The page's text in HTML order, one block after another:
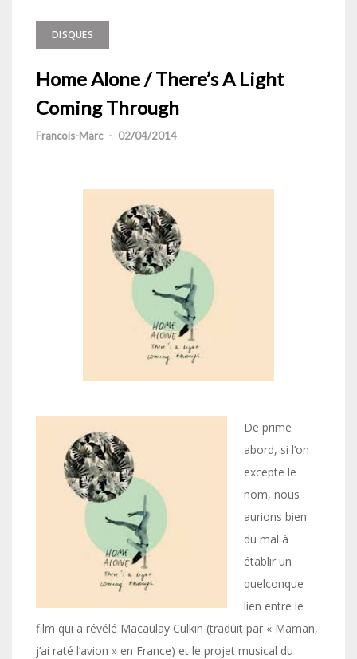
DISQUES
Home Alone / There’s A Light
Coming Through
Francois-Marc - 02/04/2014
De prime
abord, si l’on
excepte le
nom, nous
aurions bien
du mal à
établir un
quelconque
lien entre le
film qui a révélé Macaulay Culkin (traduit par « Maman,
j’ai raté l’avion » en France) et le projet musical du